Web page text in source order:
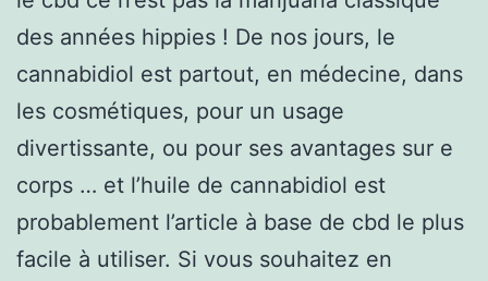
des années hippies ! De nos jours, le
cannabidiol est partout, en médecine, dans
les cosmétiques, pour un usage
divertissante, ou pour ses avantages sur e
corps … et l’huile de cannabidiol est
probablement l’article à base de cbd le plus
facile à utiliser. Si vous souhaitez en